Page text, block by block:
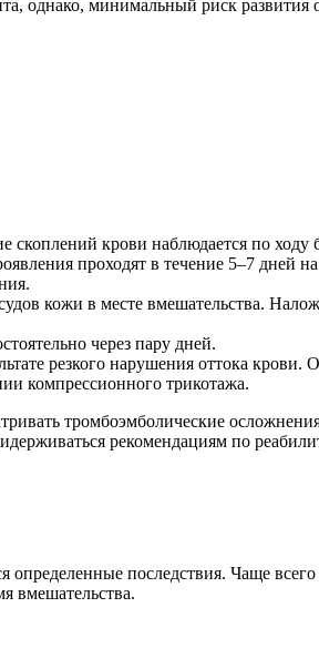
однако, минимальный риск развития
скоплений крови наблюдается по
проходят в течение 5–7 дней
кожи в месте вмешательства.
через пару дней.
резкого нарушения оттока крови.
компрессионного трикотажа.
тромбоэмболические
рекомендациям по
определенные последствия. Чаще
вмешательства.